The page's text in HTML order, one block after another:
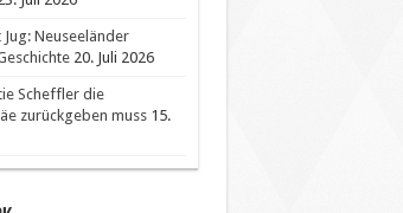
Jug: Neuseeländer
20. Juli 2026
Scheffler die
zurückgeben muss 15.